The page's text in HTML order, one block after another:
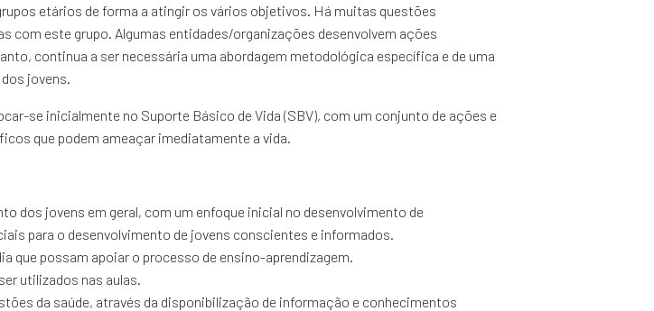
etários de forma a atingir os vários objetivos. Há muitas questões
com este grupo. Algumas entidades/organizações desenvolvem ações
continua a ser necessária uma abordagem metodológica específica e de uma
jovens.
se inicialmente no Suporte Básico de Vida (SBV), com um conjunto de ações e
que podem ameaçar imediatamente a vida.
dos jovens em geral, com um enfoque inicial no desenvolvimento de
para o desenvolvimento de jovens conscientes e informados.
que possam apoiar o processo de ensino-aprendizagem.
utilizados nas aulas.
da saúde, através da disponibilização de informação e conhecimentos